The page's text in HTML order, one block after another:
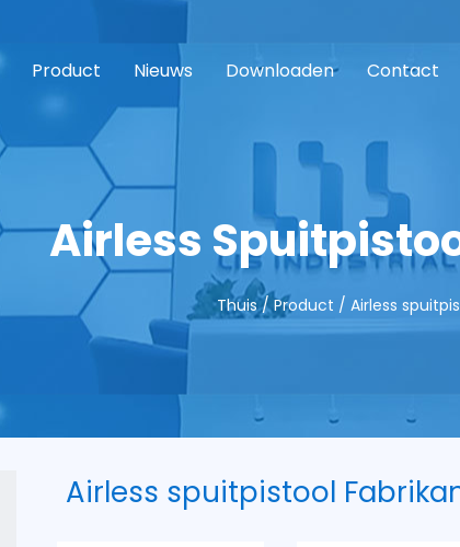
Product Nieuws Downloaden Contact
Airless
Thuis/Product / Airless
Airless spuitpistool